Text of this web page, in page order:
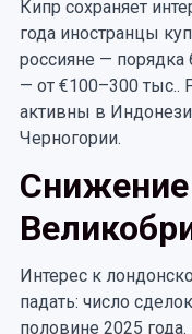
Кипр сохраняет
года иностранцы
россияне — порядка
— от €100–300 тыс..
активны в
Черногории.
Снижение
Интерес к
падать: число
половине 2025